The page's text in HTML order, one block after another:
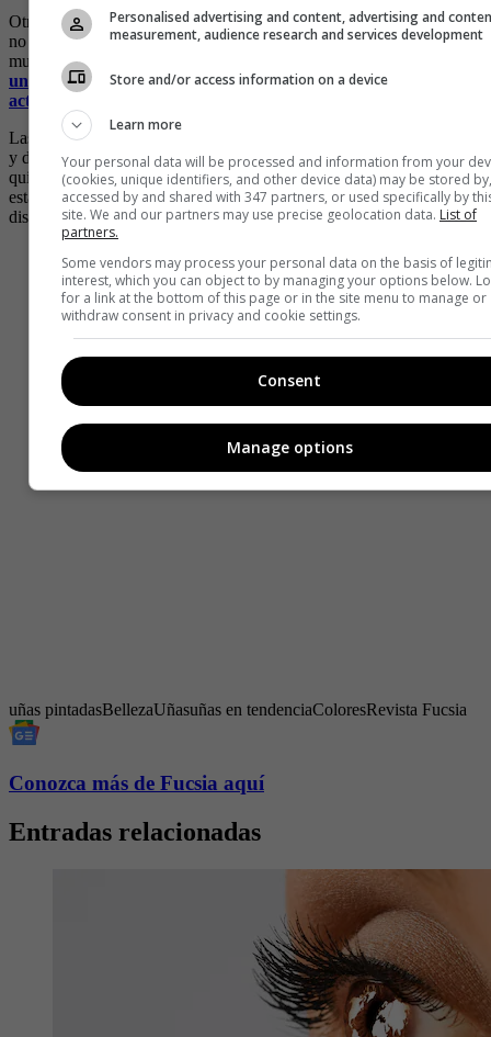
Otro aspecto en esta zona del cuerpo es la longitud. Las uñas largas
no son para todos. Aunque se vean atractivas, no son la opción para
muchas personas.
una decisión personal, que seguramente depende de las
actividades, rutinas y gustos de cada quien.
Las uñas reflejan nuestra personalidad, por ello, tenemos materiales
y diseños que seguramente se acomodarán a nuestros gustos. Hay
quienes con poco o solo con un brillo quedan satisfechos, eso si
estas buscando algo de color o un cambio sin extravagancias, estos
diseños pueden ser una opción.
uñas pintadasBellezaUñasuñas en tendenciaColoresRevista Fucsia
Conozca más de Fucsia aquí
Entradas relacionadas
Personalised advertising and content, advertising and
measurement, audience research and services development
Store and/or access information on a device
Learn more
Your personal data will be processed and information from your
(cookies, unique identifiers, and other device data) may be stored by,
accessed by and shared with 347 partners, or used specifically by
site. We and our partners may use precise geolocation data. List of
partners.
Some vendors may process your personal data on the basis of
interest, which you can object to by managing your options below.
for a link at the bottom of this page or in the site menu to manage or
withdraw consent in privacy and cookie settings.
Consent
Manage options